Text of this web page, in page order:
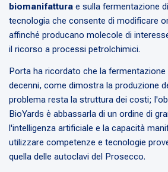
biomanifattura e sulla fermentazione
tecnologia che consente di modificare
affinché producano molecole di
il ricorso a processi petrolchimici.
Porta ha ricordato che la
decenni, come dimostra la produzione
problema resta la struttura dei costi;
BioYards è abbassarla di un ordine di
l'intelligenza artificiale e la capacità
utilizzare competenze e tecnologie
quella delle autoclavi del Prosecco.